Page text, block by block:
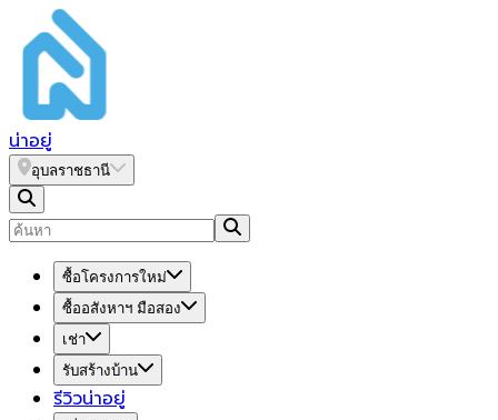
น่าอยู่
อุบลราชธานี
ซื้อโครงการใหม่
ซื้ออสังหาฯ มือสอง
เช่า
รับสร้างบ้าน
รีวิวน่าอยู่